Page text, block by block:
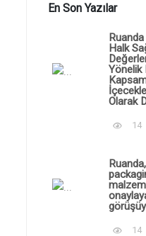
En Son Yazılar
Halk
Yönelik
Olarak
14
14